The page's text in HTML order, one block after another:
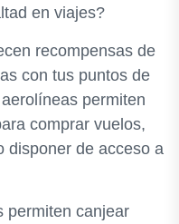
en viajes?
recompensas de
con tus puntos de
permiten
comprar vuelos,
disponer de acceso a
permiten canjear